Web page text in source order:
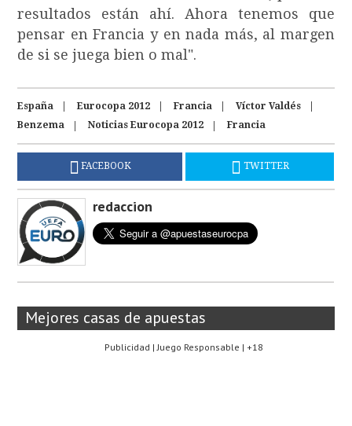
resultados están ahí. Ahora tenemos que
pensar en Francia y en nada más, al margen
de si se juega bien o mal".
España Eurocopa 2012 Francia
Víctor Valdés
Benzema
Noticias Eurocopa 2012 Francia
FACEBOOK TWITTER
redaccion
Mejores casas de apuestas
Publicidad | Juego Responsable | +18